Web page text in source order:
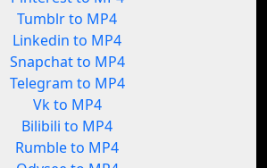
Tumblr to MP4
Linkedin to MP4
Snapchat to MP4
Telegram to MP4
Vk to MP4
Bilibili to MP4
Rumble to MP4